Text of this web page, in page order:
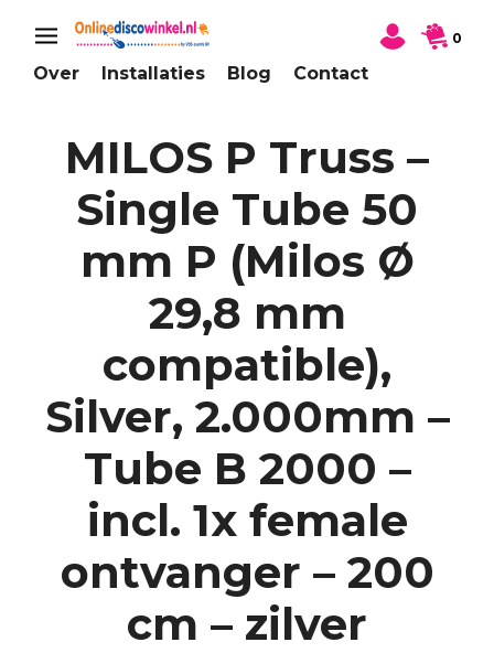
Over Installaties Blog Contact
0
MILOS P Truss –
Single Tube 50
mm P (Milos Ø
29,8 mm
compatible),
Silver, 2.000mm –
Tube B 2000 –
incl. 1x female
ontvanger – 200
cm – zilver